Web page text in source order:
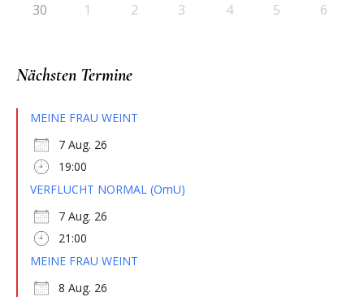
30 1 2 3 4 5 6
Nächsten Termine
MEINE FRAU WEINT
7 Aug. 26
19:00
VERFLUCHT NORMAL (OmU)
7 Aug. 26
21:00
MEINE FRAU WEINT
8 Aug. 26